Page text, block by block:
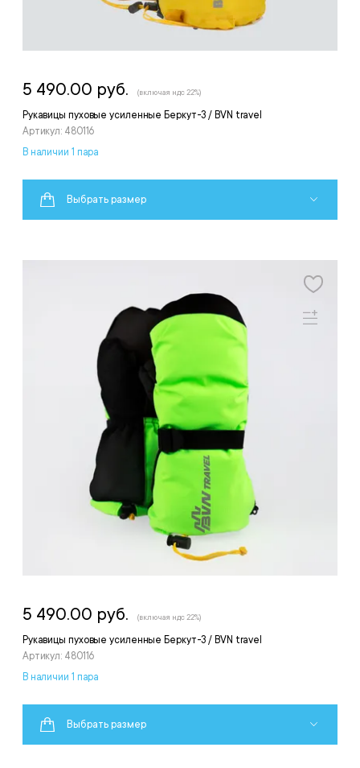
Рукавицы пуховые усиленные Беркут-3 / BVN travel
Артикул: 480116
5 490.00 руб. (включая ндс 22%)
В наличии 1 пара
Выбрать размер
Рукавицы пуховые усиленные Беркут-3 / BVN travel
Артикул: 480116
5 490.00 руб. (включая ндс 22%)
В наличии 1 пара
Выбрать размер